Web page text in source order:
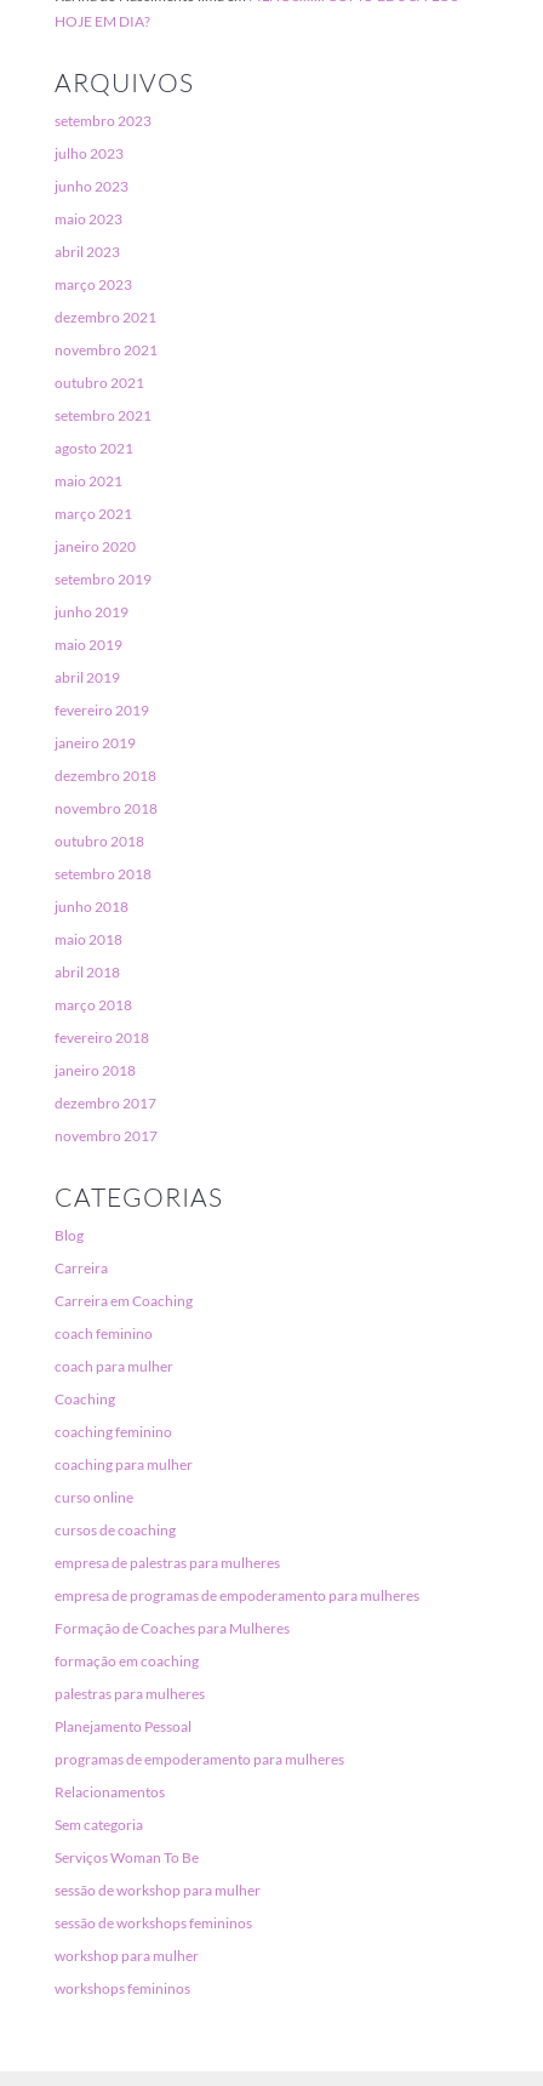
HOJE EM DIA?
ARQUIVOS
setembro 2023
julho 2023
junho 2023
maio 2023
abril 2023
março 2023
dezembro 2021
novembro 2021
outubro 2021
setembro 2021
agosto 2021
maio 2021
março 2021
janeiro 2020
setembro 2019
junho 2019
maio 2019
abril 2019
fevereiro 2019
janeiro 2019
dezembro 2018
novembro 2018
outubro 2018
setembro 2018
junho 2018
maio 2018
abril 2018
março 2018
fevereiro 2018
janeiro 2018
dezembro 2017
novembro 2017
CATEGORIAS
Blog
Carreira
Carreira em Coaching
coach feminino
coach para mulher
Coaching
coaching feminino
coaching para mulher
curso online
cursos de coaching
empresa de palestras para mulheres
empresa de programas de empoderamento para mulheres
Formação de Coaches para Mulheres
formação em coaching
palestras para mulheres
Planejamento Pessoal
programas de empoderamento para mulheres
Relacionamentos
Sem categoria
Serviços Woman To Be
sessão de workshop para mulher
sessão de workshops femininos
workshop para mulher
workshops femininos